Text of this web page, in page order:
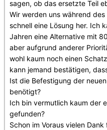
sagen, ob das ersetzte Teil
Wir werden uns während
schnell eine Lösung her. Ich
Jahren eine Alternative mit
aber aufgrund anderer
wohl kaum noch einen
kann jemand bestätigen,
Ist die Befestigung der
benötigt?
Ich bin vermutlich kaum der
gefunden?
Schon im Voraus vielen Dank